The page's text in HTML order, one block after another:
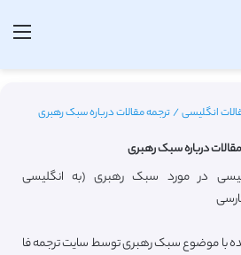
انگلیسی/ترجمه مقالات درباره سبک رهبری
درباره سبک رهبری
در مورد سبک رهبری (به انگلیسی
با موضوع سبک رهبری توسط سایت ترجمه فا